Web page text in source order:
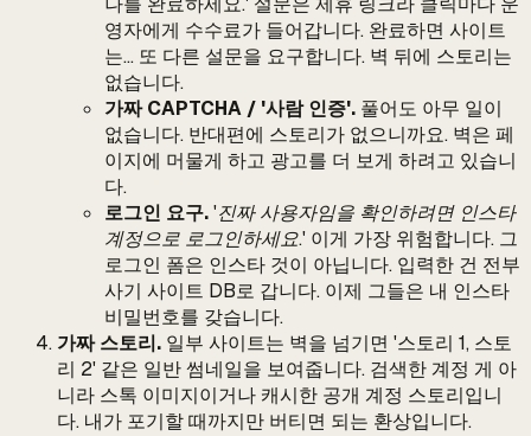
영자에게 수수료가 들어갑니다. 완료하면 사이트
는… 또 다른 설문을 요구합니다. 벽 뒤에 스토리는
없습니다.
가짜 CAPTCHA / '사람 인증'. 풀어도 아무 일이
없습니다. 반대편에 스토리가 없으니까요. 벽은 페
이지에 머물게 하고 광고를 더 보게 하려고 있습니
다.
로그인 요구.'진짜 사용자임을 확인하려면 인스타
계정으로 로그인하세요.' 이게 가장 위험합니다. 그
로그인 폼은 인스타 것이 아닙니다. 입력한 건 전부
사기 사이트 DB로 갑니다. 이제 그들은 내 인스타
비밀번호를 갖습니다.
가짜 스토리. 일부 사이트는 벽을 넘기면 '스토리 1, 스토
리 2' 같은 일반 썸네일을 보여줍니다. 검색한 계정 게 아
니라 스톡 이미지이거나 캐시한 공개 계정 스토리입니
다. 내가 포기할 때까지만 버티면 되는 환상입니다.